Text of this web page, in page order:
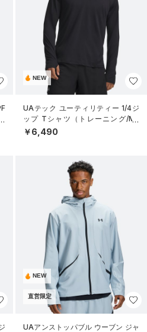
NEW
UAテック ユーティリティー 1/4ジ
ップ Tシャツ（トレーニング/ME
N）
￥6,490
NEW
直営限定
UAアンストッパブル ウーブン ジャ